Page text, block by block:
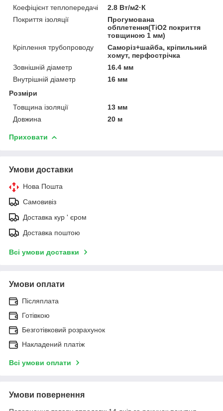
Коефіцієнт теплопередачі
2.8 Вт/м2·К
Покриття ізоляції
Прогумована
обплетення(TiO2 покриття
товщиною 1 мм)
Кріплення трубопроводу
Саморіз+шайба, кріпильний
хомут, перфострічка
Зовнішній діаметр
16.4 мм
Внутрішній діаметр
16 мм
Розміри
Товщина ізоляції
13 мм
Довжина
20 м
Приховати
Умови доставки
Нова Пошта
Самовивіз
Доставка кур ' єром
Доставка поштою
Всі умови доставки
Умови оплати
Післяплата
Готівкою
Безготівковий розрахунок
Накладений платіж
Всі умови оплати
Умови повернення